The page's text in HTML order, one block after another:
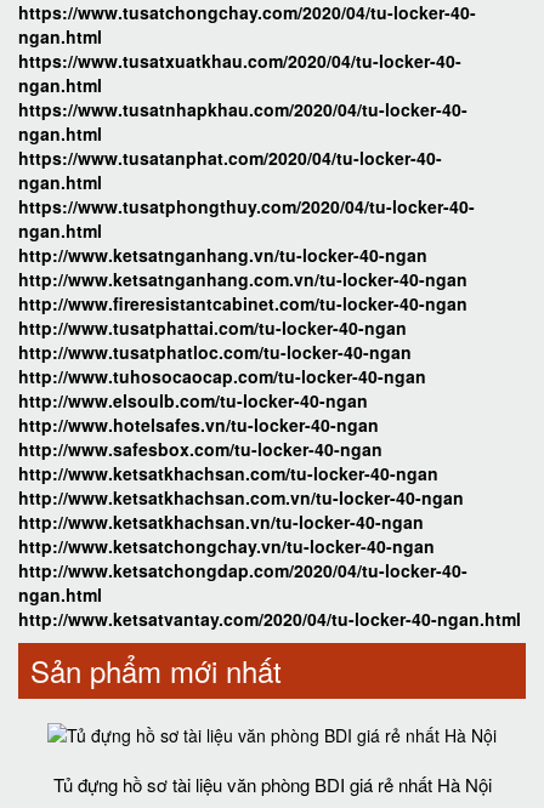
https://www.tusatchongchay.com/2020/04/tu-locker-40-
ngan.html
https://www.tusatxuatkhau.com/2020/04/tu-locker-40-
ngan.html
https://www.tusatnhapkhau.com/2020/04/tu-locker-40-
ngan.html
https://www.tusatanphat.com/2020/04/tu-locker-40-
ngan.html
https://www.tusatphongthuy.com/2020/04/tu-locker-40-
ngan.html
http://www.ketsatnganhang.vn/tu-locker-40-ngan
http://www.ketsatnganhang.com.vn/tu-locker-40-ngan
http://www.fireresistantcabinet.com/tu-locker-40-ngan
http://www.tusatphattai.com/tu-locker-40-ngan
http://www.tusatphatloc.com/tu-locker-40-ngan
http://www.tuhosocaocap.com/tu-locker-40-ngan
http://www.elsoulb.com/tu-locker-40-ngan
http://www.hotelsafes.vn/tu-locker-40-ngan
http://www.safesbox.com/tu-locker-40-ngan
http://www.ketsatkhachsan.com/tu-locker-40-ngan
http://www.ketsatkhachsan.com.vn/tu-locker-40-ngan
http://www.ketsatkhachsan.vn/tu-locker-40-ngan
http://www.ketsatchongchay.vn/tu-locker-40-ngan
http://www.ketsatchongdap.com/2020/04/tu-locker-40-
ngan.html
http://www.ketsatvantay.com/2020/04/tu-locker-40-ngan.html
Sản phẩm mới nhất
Tủ đựng hồ sơ tài liệu văn phòng BDI giá rẻ nhất Hà Nội